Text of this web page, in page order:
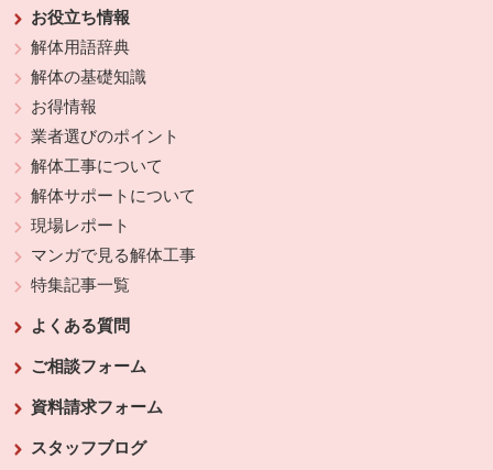
お役立ち情報
解体用語辞典
解体の基礎知識
お得情報
業者選びのポイント
解体工事について
解体サポートについて
現場レポート
マンガで見る解体工事
特集記事一覧
よくある質問
ご相談フォーム
資料請求フォーム
スタッフブログ